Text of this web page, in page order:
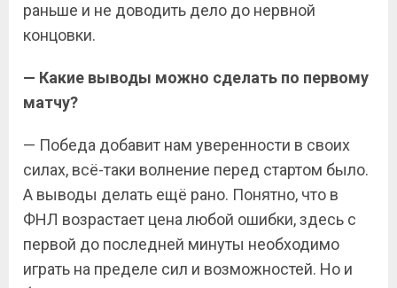
раньше и не доводить дело до нервной
концовки.
— Какие выводы можно сделать по первому
матчу?
— Победа добавит нам уверенности в своих
силах, всё-таки волнение перед стартом было.
А выводы делать ещё рано. Понятно, что в
ФНЛ возрастает цена любой ошибки, здесь с
первой до последней минуты необходимо
играть на пределе сил и возможностей. Но и